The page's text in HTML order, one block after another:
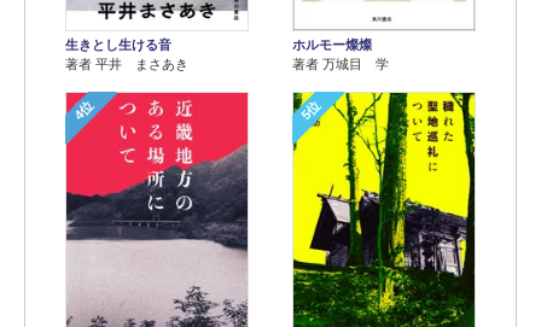
生きとし生ける音
著者 平井 まさあき
ホルモー燦燦
著者 万城目 学
4位 5位